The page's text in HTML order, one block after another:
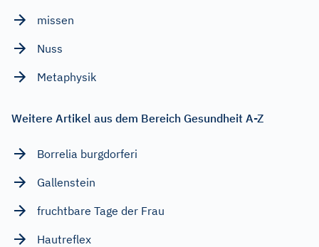
missen
Nuss
Metaphysik
Weitere Artikel aus dem Bereich Gesundheit A-Z
Borrelia burgdorferi
Gallenstein
fruchtbare Tage der Frau
Hautreflex